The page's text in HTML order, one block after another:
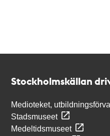
Stockholmskällan
Medioteket,
Stadsmuseet
Medeltidsmuseet